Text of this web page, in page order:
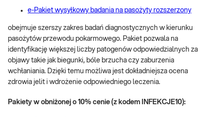
e-Pakiet wysyłkowy badania na pasożyty rozszerzony
obejmuje szerszy zakres badań diagnostycznych w kierunku
pasożytów przewodu pokarmowego. Pakiet pozwala na
identyfikację większej liczby patogenów odpowiedzialnych za
objawy takie jak biegunki, bóle brzucha czy zaburzenia
wchłaniania. Dzięki temu możliwa jest dokładniejsza ocena
zdrowia jelit i wdrożenie odpowiedniego leczenia.
Pakiety w obniżonej o 10% cenie (z kodem INFEKCJE10):